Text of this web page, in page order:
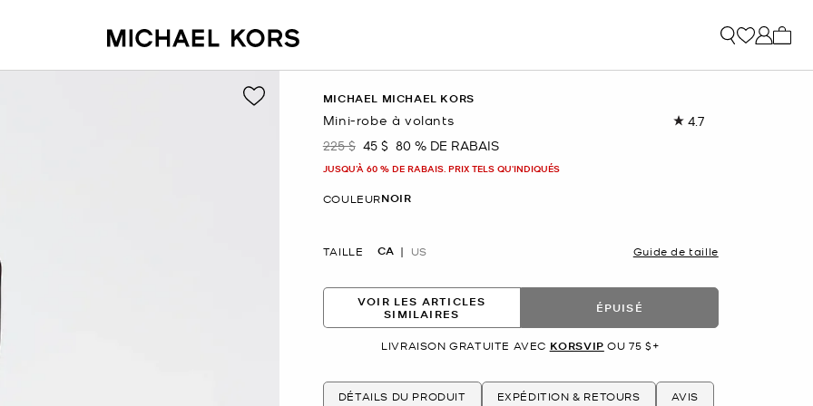
MICHAEL MICHAEL KORS
Mini-robe à volants 4.7
page.
était
225 $ maintenant
45 $ 80 % DE RABAIS
JUSQU’À 60 % DE RABAIS. PRIX TELS QU'INDIQUÉS
COULEURNOIR
TAILLE CA US Guide de taille
VOIR LES ARTICLES
SIMILAIRES
ÉPUISÉ
LIVRAISON GRATUITE AVEC KORSVIP OU 75 $+
DÉTAILS DU PRODUIT EXPÉDITION & RETOURS AVIS